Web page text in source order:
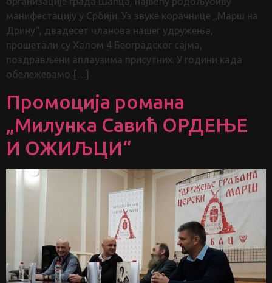
манифестацију у Србији. Уз звуке корачнице „Марш на
Дрину“, двадесет чланова нашег удружења,
прошетали су Халом 4 Београдског сајма,
поздрављени аплаузима присутних. У години када
обележевамо […]
Промоција романа
„Милунка Савић ОРДЕЊЕ
И ОЖИЉЦИ“